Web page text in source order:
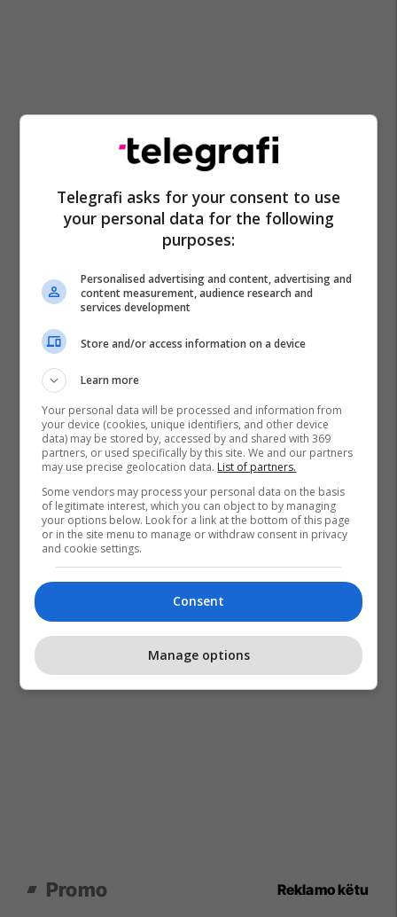
Komisioni Për Antikorrupsion Maqedoni Nina Angelovska
Promo Reklamo këtu
Telegrafi asks for your consent to use
your personal data for the following
purposes:
Personalised advertising and content, advertising and
content measurement, audience research and
services development
Store and/or access information on a device
Learn more
Your personal data will be processed and information from
your device (cookies, unique identifiers, and other device
data) may be stored by, accessed by and shared with 369
partners, or used specifically by this site. We and our partners
may use precise geolocation data. List of partners.
Some vendors may process your personal data on the basis
of legitimate interest, which you can object to by managing
your options below. Look for a link at the bottom of this page
or in the site menu to manage or withdraw consent in privacy
and cookie settings.
Consent
Manage options